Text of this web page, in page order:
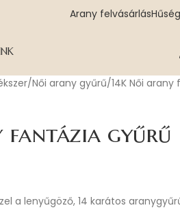
Arany felvásárlás
Női arany gyűrű 14K Női
fantázia gyűrű
a lenyűgöző, 14 karátos